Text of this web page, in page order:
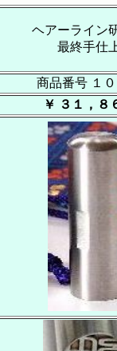
ヘアーライン
最終手仕
商品番号 １
￥ ３１，８